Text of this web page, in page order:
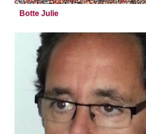
Botte Julie